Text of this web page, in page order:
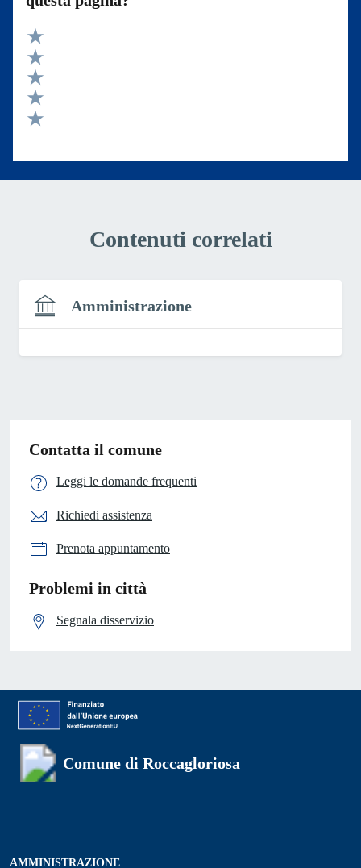
Valuta 5 stelle su 5
Valuta 4 stelle su 5
Valuta 3 stelle su 5
Valuta 2 stelle su 5
Contenuti correlati
Amministrazione
Contatta il comune
Leggi le domande frequenti
Richiedi assistenza
Prenota appuntamento
Problemi in città
Segnala disservizio
Comune di Roccagloriosa
AMMINISTRAZIONE